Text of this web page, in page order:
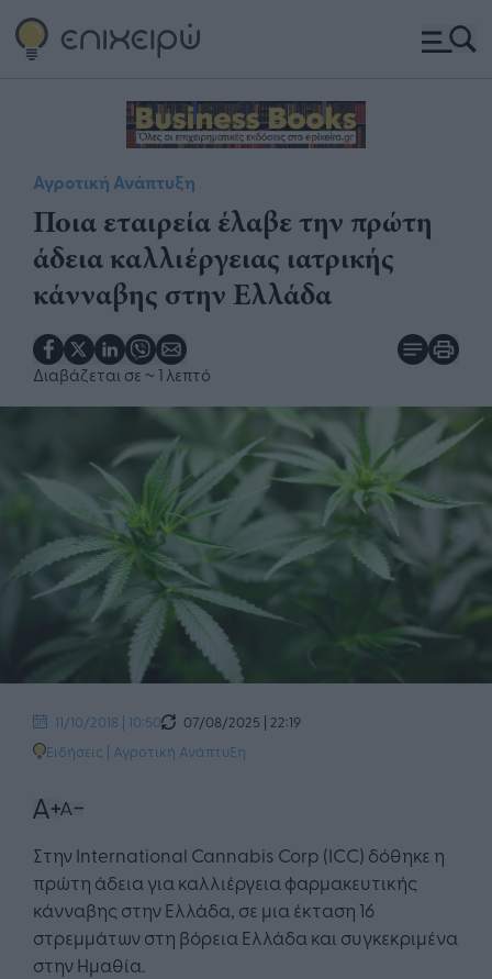
Αγροτική Ανάπτυξη
Ποια εταιρεία έλαβε την πρώτη
άδεια καλλιέργειας ιατρικής
κάνναβης στην Ελλάδα
Διαβάζεται σε ~ 1 λεπτό
11/10/2018 | 10:50
07/08/2025 | 22:19
Ειδήσεις | Αγροτική Ανάπτυξη
Στην International Cannabis Corp (ICC) δόθηκε η
πρώτη άδεια για καλλιέργεια φαρμακευτικής
κάνναβης στην Ελλάδα, σε μια έκταση 16
στρεμμάτων στη βόρεια Ελλάδα και συγκεκριμένα
στην Ημαθία.